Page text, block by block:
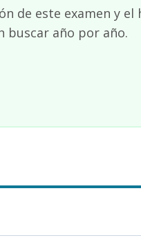
de este examen y el
buscar año por año.